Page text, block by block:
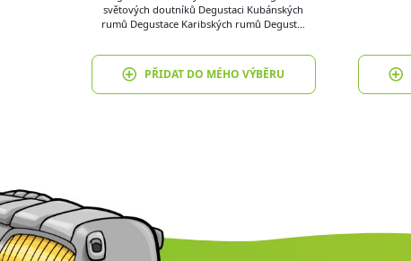
světových doutníků Degustaci Kubánských
rumů Degustace Karibských rumů Degust…
PŘIDAT DO MÉHO VÝBĚRU